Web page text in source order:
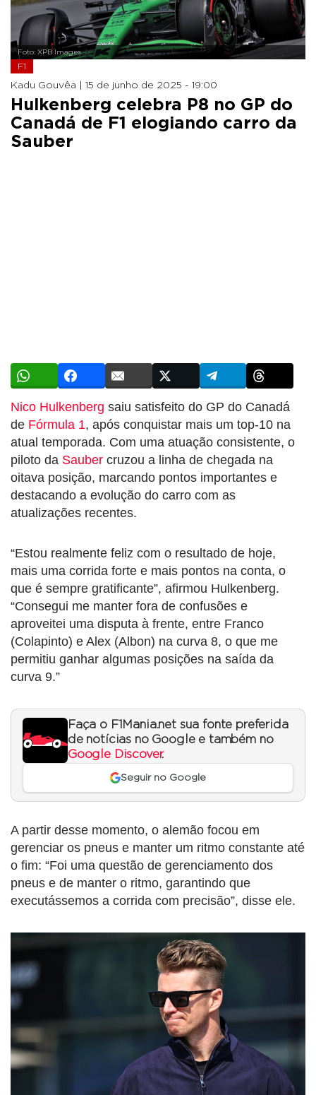
Foto: XPB Images
F1
Kadu Gouvêa | 15 de junho de 2025 - 19:00
Hulkenberg celebra P8 no GP do
Canadá de F1 elogiando carro da
Sauber
Nico Hulkenberg saiu satisfeito do GP do Canadá
de Fórmula 1, após conquistar mais um top-10 na
atual temporada. Com uma atuação consistente, o
piloto da Sauber cruzou a linha de chegada na
oitava posição, marcando pontos importantes e
destacando a evolução do carro com as
atualizações recentes.
“Estou realmente feliz com o resultado de hoje,
mais uma corrida forte e mais pontos na conta, o
que é sempre gratificante”, afirmou Hulkenberg.
“Consegui me manter fora de confusões e
aproveitei uma disputa à frente, entre Franco
(Colapinto) e Alex (Albon) na curva 8, o que me
permitiu ganhar algumas posições na saída da
curva 9.”
Faça o F1Mania.net sua fonte preferida
de notícias no Google e também no
Google Discover.
Seguir no Google
A partir desse momento, o alemão focou em
gerenciar os pneus e manter um ritmo constante até
o fim: “Foi uma questão de gerenciamento dos
pneus e de manter o ritmo, garantindo que
executássemos a corrida com precisão”, disse ele.